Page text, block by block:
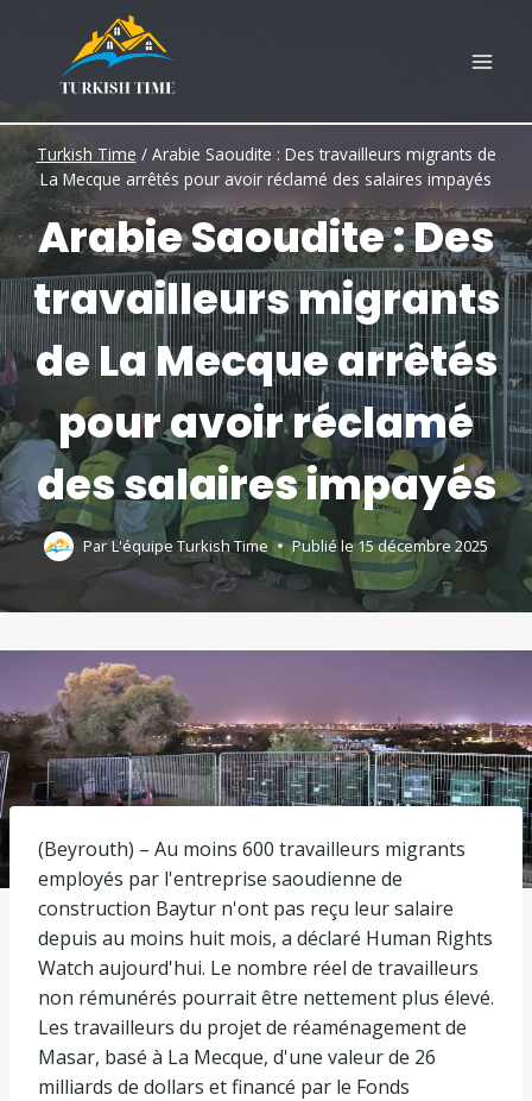
content
Turkish Time / Arabie Saoudite : Des travailleurs migrants de
La Mecque arrêtés pour avoir réclamé des salaires impayés
Arabie Saoudite : Des
travailleurs migrants
de La Mecque arrêtés
pour avoir réclamé
des salaires impayés
ParL'équipe Turkish Time Publié le15 décembre 2025
(Beyrouth) – Au moins 600 travailleurs migrants
employés par l'entreprise saoudienne de
construction Baytur n'ont pas reçu leur salaire
depuis au moins huit mois, a déclaré Human Rights
Watch aujourd'hui. Le nombre réel de travailleurs
non rémunérés pourrait être nettement plus élevé.
Les travailleurs du projet de réaménagement de
Masar, basé à La Mecque, d'une valeur de 26
milliards de dollars et financé par le Fonds